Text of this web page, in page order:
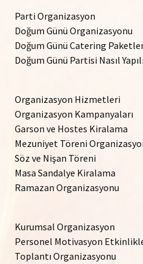
Parti Organizasyon
Doğum Günü Organizasyonu
Doğum Günü Catering
Doğum Günü Partisi Nasıl
Organizasyon Hizmetleri
Organizasyon Kampanyaları
Garson ve Hostes Kiralama
Mezuniyet Töreni
Söz ve Nişan Töreni
Masa Sandalye Kiralama
Ramazan Organizasyonu
Kurumsal Organizasyon
Personel Motivasyon
Toplantı Organizasyonu